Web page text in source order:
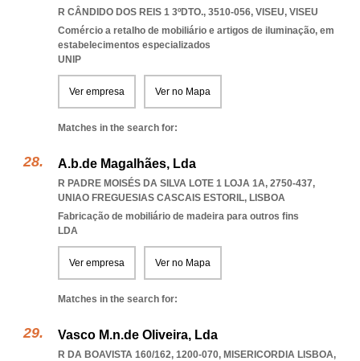
R CÂNDIDO DOS REIS 1 3ºDTO., 3510-056, VISEU, VISEU
Comércio a retalho de mobiliário e artigos de iluminação, em
estabelecimentos especializados
UNIP
Ver empresa Ver no Mapa
Matches in the search for:
A.b.de Magalhães, Lda
R PADRE MOISÉS DA SILVA LOTE 1 LOJA 1A, 2750-437,
UNIAO FREGUESIAS CASCAIS ESTORIL, LISBOA
Fabricação de mobiliário de madeira para outros fins
LDA
Ver empresa Ver no Mapa
Matches in the search for:
Vasco M.n.de Oliveira, Lda
R DA BOAVISTA 160/162, 1200-070, MISERICORDIA LISBOA,